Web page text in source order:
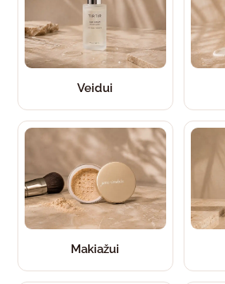
Veidui
Makiažui